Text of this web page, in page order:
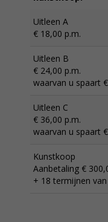
Uitleen A
€ 18,00 p.m.
Uitleen B
€ 24,00 p.m.
waarvan u spaart
Uitleen C
€ 36,00 p.m.
waarvan u spaart
Kunstkoop
Aanbetaling €
+ 18 termijnen